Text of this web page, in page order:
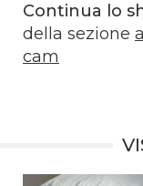
Continua lo
della sezione
cam